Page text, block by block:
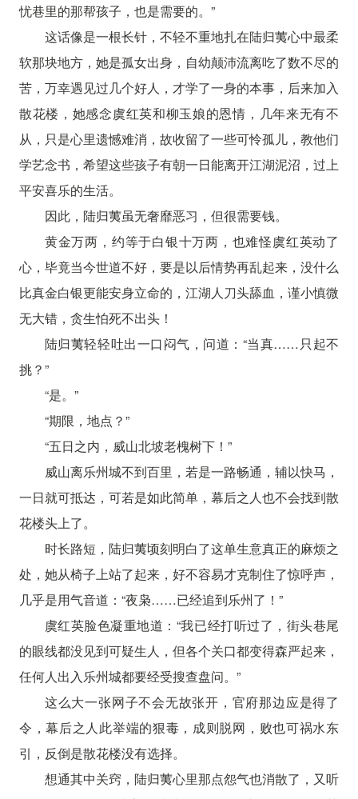
忧巷里的那帮孩子，也是需要的。”
这话像是一根长针，不轻不重地扎在陆归荑心中最柔
软那块地方，她是孤女出身，自幼颠沛流离吃了数不尽的
苦，万幸遇见过几个好人，才学了一身的本事，后来加入
散花楼，她感念虞红英和柳玉娘的恩情，几年来无有不
从，只是心里遗憾难消，故收留了一些可怜孤儿，教他们
学艺念书，希望这些孩子有朝一日能离开江湖泥沼，过上
平安喜乐的生活。
因此，陆归荑虽无奢靡恶习，但很需要钱。
黄金万两，约等于白银十万两，也难怪虞红英动了
心，毕竟当今世道不好，要是以后情势再乱起来，没什么
比真金白银更能安身立命的，江湖人刀头舔血，谨小慎微
无大错，贪生怕死不出头！
陆归荑轻轻吐出一口闷气，问道：“当真……只起不
挑？”
“是。”
“期限，地点？”
“五日之内，威山北坡老槐树下！”
威山离乐州城不到百里，若是一路畅通，辅以快马，
一日就可抵达，可若是如此简单，幕后之人也不会找到散
花楼头上了。
时长路短，陆归荑顷刻明白了这单生意真正的麻烦之
处，她从椅子上站了起来，好不容易才克制住了惊呼声，
几乎是用气音道：“夜枭……已经追到乐州了！”
虞红英脸色凝重地道：“我已经打听过了，街头巷尾
的眼线都没见到可疑生人，但各个关口都变得森严起来，
任何人出入乐州城都要经受搜查盘问。”
这么大一张网子不会无故张开，官府那边应是得了
令，幕后之人此举端的狠毒，成则脱网，败也可祸水东
引，反倒是散花楼没有选择。
想通其中关窍，陆归荑心里那点怨气也消散了，又听